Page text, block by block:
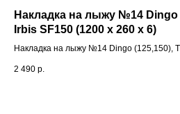
Накладка на лыжу №14 Dingo
Irbis SF150 (1200 х 260 х 6)
Накладка на лыжу №14 Dingo (125,150),
2 490 р.